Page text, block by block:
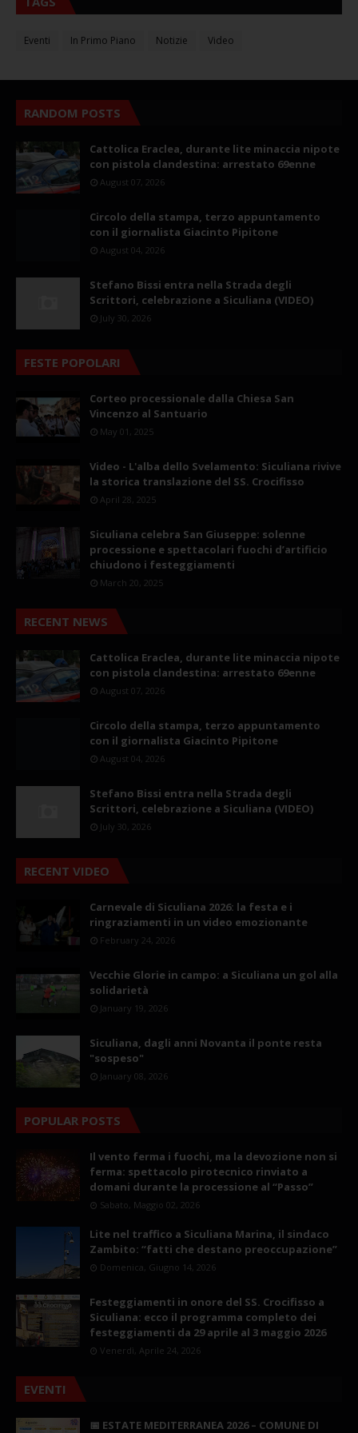
Eventi In Primo Piano Notizie Video
RANDOM POSTS
Cattolica Eraclea, durante lite minaccia nipote
con pistola clandestina: arrestato 69enne
August 07, 2026
Circolo della stampa, terzo appuntamento
con il giornalista Giacinto Pipitone
August 04, 2026
Stefano Bissi entra nella Strada degli
Scrittori, celebrazione a Siculiana (VIDEO)
July 30, 2026
FESTE POPOLARI
Corteo processionale dalla Chiesa San
Vincenzo al Santuario
May 01, 2025
Video - L'alba dello Svelamento: Siculiana rivive
la storica translazione del SS. Crocifisso
April 28, 2025
Siculiana celebra San Giuseppe: solenne
processione e spettacolari fuochi d’artificio
chiudono i festeggiamenti
March 20, 2025
RECENT NEWS
Cattolica Eraclea, durante lite minaccia nipote
con pistola clandestina: arrestato 69enne
August 07, 2026
Circolo della stampa, terzo appuntamento
con il giornalista Giacinto Pipitone
August 04, 2026
Stefano Bissi entra nella Strada degli
Scrittori, celebrazione a Siculiana (VIDEO)
July 30, 2026
RECENT VIDEO
Carnevale di Siculiana 2026: la festa e i
ringraziamenti in un video emozionante
February 24, 2026
Vecchie Glorie in campo: a Siculiana un gol alla
solidarietà
January 19, 2026
Siculiana, dagli anni Novanta il ponte resta
"sospeso"
January 08, 2026
POPULAR POSTS
Il vento ferma i fuochi, ma la devozione non si
ferma: spettacolo pirotecnico rinviato a
domani durante la processione al “Passo”
Sabato, Maggio 02, 2026
Lite nel traffico a Siculiana Marina, il sindaco
Zambito: “fatti che destano preoccupazione”
Domenica, Giugno 14, 2026
Festeggiamenti in onore del SS. Crocifisso a
Siculiana: ecco il programma completo dei
festeggiamenti da 29 aprile al 3 maggio 2026
Venerdì, Aprile 24, 2026
EVENTI
📅 ESTATE MEDITERRANEA 2026 – COMUNE DI